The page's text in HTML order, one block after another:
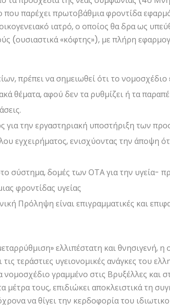
που παρέχει πρωτοβάθμια φροντίδα
ιατρό, ο οποίος θα δρα ως
(ουσιαστικά «κόφτης»), με πλήρη
πρέπει να σημειωθεί ότι το νομοσχέδιο
θέματα, αφού δεν τα ρυθμίζει ή τα
για την εργαστηριακή υποστήριξη των
εγχειρήματος, ενισχύοντας την άποψη
σύστημα, δομές των ΟΤΑ για την υγεία-
φροντίδας υγείας
Πρόληψη είναι επιγραμματικές και
ελλιπέστατη και θνησιγενή, η
τεράστιες υγειονομικές ανάγκες του
γραμμένο στις Βρυξέλλες και
μέτρα τους, επιδιώκει αποκλειστικά τη
να θίγει την κερδοφορία του